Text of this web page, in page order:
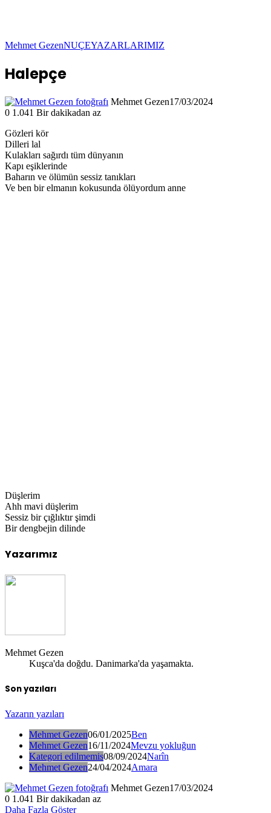
Mehmet GezenNUÇEYAZARLARIMIZ
Halepçe
Mehmet Gezen17/03/2024
0 1.041 Bir dakikadan az
Gözleri kör
Dilleri lal
Kulakları sağırdı tüm dünyanın
Kapı eşiklerinde
Baharın ve ölümün sessiz tanıkları
Ve ben bir elmanın kokusunda ölüyordum anne
Düşlerim
Ahh mavi düşlerim
Sessiz bir çığlıktır şimdi
Bir dengbejin dilinde
Yazarımız
Mehmet Gezen
Kuşca'da doğdu. Danimarka'da yaşamakta.
Son yazıları
Yazarın yazıları
Mehmet Gezen06/01/2025Ben
Mehmet Gezen16/11/2024Mevzu yokluğun
Kategori edilmemis08/09/2024Narîn
Mehmet Gezen24/04/2024Amara
Mehmet Gezen17/03/2024
0 1.041 Bir dakikadan az
Daha Fazla Göster